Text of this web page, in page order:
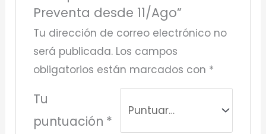
Preventa desde 11/Ago”
Tu dirección de correo electrónico no
será publicada. Los campos
obligatorios están marcados con *
Tu
puntuación *